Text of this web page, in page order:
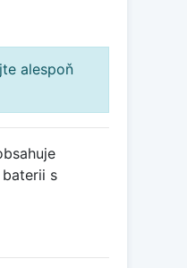
alespoň
s